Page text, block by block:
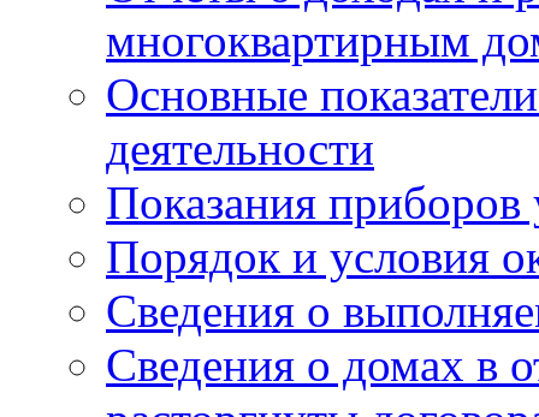
многоквартирным
Основные
деятельности
Показания приборов
Порядок и условия
Сведения о
Сведения о домах в